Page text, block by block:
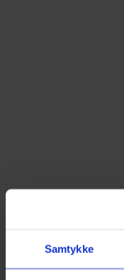
Samtykke